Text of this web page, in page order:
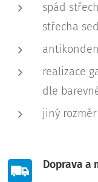
spád
střecha
realizace
dle
jiný
Doprava a